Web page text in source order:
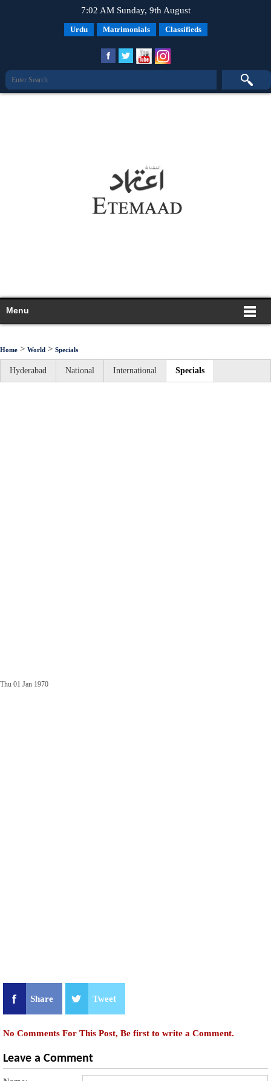
7:02 AM Sunday, 9th August
Urdu Matrimonials Classifieds
Menu
Home > World > Specials
Hyderabad National International Specials
Thu 01 Jan 1970
Share Tweet
No Comments For This Post, Be first to write a Comment.
Leave a Comment